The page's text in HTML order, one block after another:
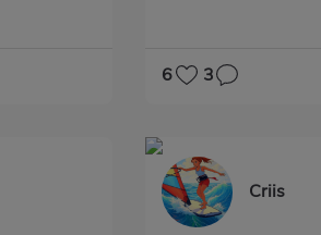
6 3
Criis